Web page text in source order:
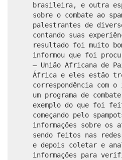
brasileira, e outra
sobre o combate ao
palestrantes de
contando suas
resultado foi muito
informou que foi
– União Africana de
África e eles estão
correspondência com
um programa de
exemplo do que foi
começando pelo
informações sobre os
sendo feitos nas
e depois coletar e
informações para